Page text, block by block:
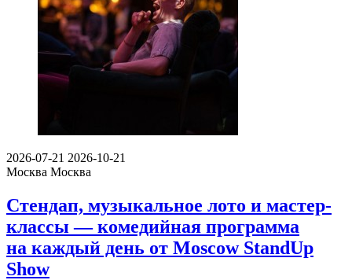
2026-07-21 2026-10-21
Москва Москва
Стендап, музыкальное лото и мастер-
классы — комедийная программа
на каждый день от Moscow StandUp
Show